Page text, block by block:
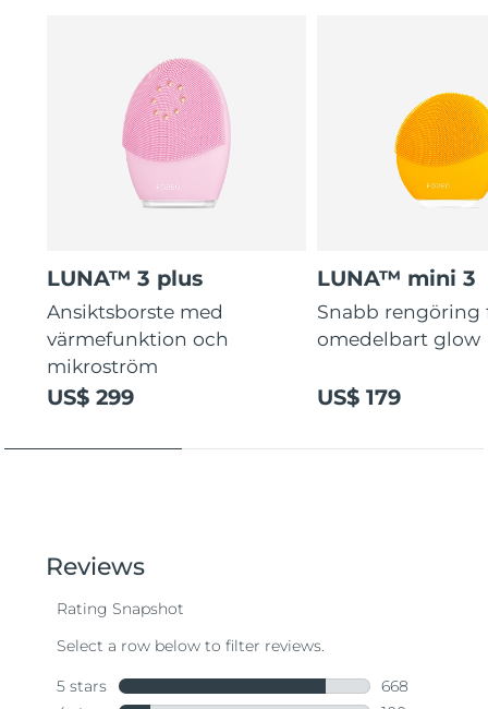
LUNA™ 3 plus
Ansiktsborste med
värmefunktion och
mikroström
US$ 299
LUNA™ mini 3
Snabb rengöring
omedelbart glow
US$ 179